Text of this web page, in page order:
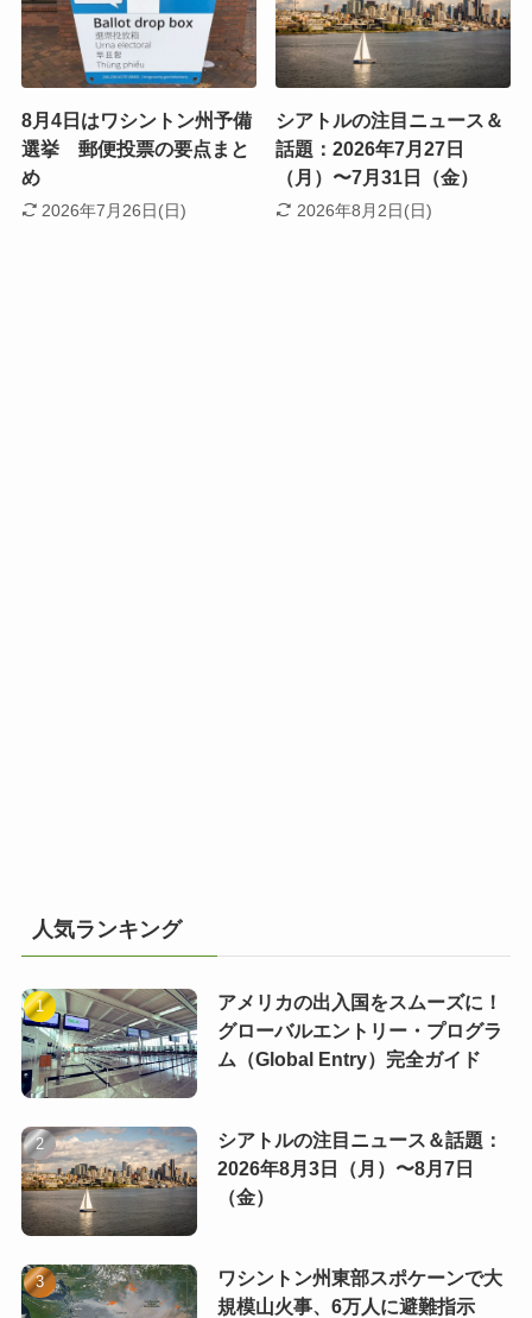
8月4日はワシントン州予備
選挙 郵便投票の要点まと
め
2026年7月26日(日)
シアトルの注目ニュース＆
話題：2026年7月27日
（月）〜7月31日（金）
2026年8月2日(日)
人気ランキング
アメリカの出入国をスムーズに！
グローバルエントリー・プログラ
ム（Global Entry）完全ガイド
シアトルの注目ニュース＆話題：
2026年8月3日（月）〜8月7日
（金）
ワシントン州東部スポケーンで大
規模山火事、6万人に避難指示